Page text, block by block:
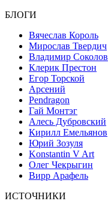
БЛОГИ
Вячеслав Король
Мирослав Твердич
Владимир Соколов
Клерик Престон
Егор Topской
Арсений
Pendragon
Гай Монтэг
Алесь Дубровский
Кирилл Емельянов
Юрий Зозуля
Konstantin V Art
Олег Чекрыгин
Вирр Арафель
ИСТОЧНИКИ